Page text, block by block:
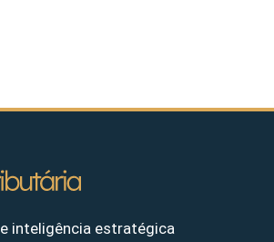
inteligência estratégica